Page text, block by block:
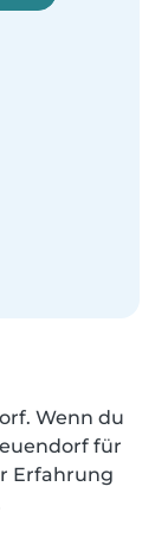
Wenn du
für
Erfahrung